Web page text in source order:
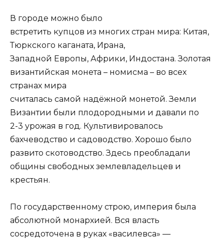
В городе можно было
встретить купцов из многих стран мира: Китая,
Тюркского каганата, Ирана,
Западной Европы, Африки, Индостана. Золотая
византийская монета – номисма – во всех
странах мира
считалась самой надёжной монетой. Земли
Византии были плодородными и давали по
2-3 урожая в год. Культивировалось
бахчеводство и садоводство. Хорошо было
развито скотоводство. Здесь преобладали
общины свободных землевладельцев и
крестьян.
По государственному строю, империя была
абсолютной монархией. Вся власть
сосредоточена в руках «василевса» —